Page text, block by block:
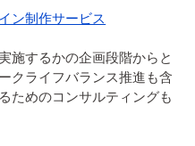
ン制作サービス
施するかの企画段階からと
クライフバランス推進も含
ためのコンサルティングも